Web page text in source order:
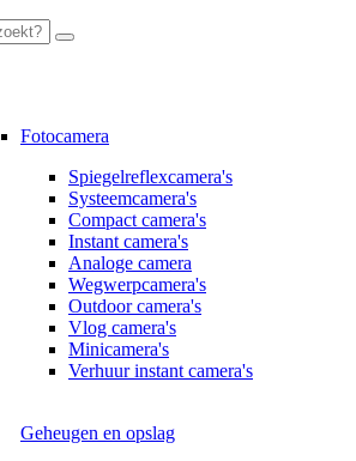
Fotocamera
Spiegelreflexcamera's
Systeemcamera's
Compact camera's
Instant camera's
Analoge camera
Wegwerpcamera's
Outdoor camera's
Vlog camera's
Minicamera's
Verhuur instant camera's
Geheugen en opslag